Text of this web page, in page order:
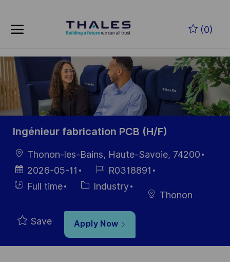
(0)
-
Ingénieur fabrication PCB (H/F)
LocationThonon-les-Bains, Haute-Savoie, 74200
Posted
Date
2026-05-11
Job
Id
R0318891
HiringFull time Category
Industry
Thonon
Save Apply Now